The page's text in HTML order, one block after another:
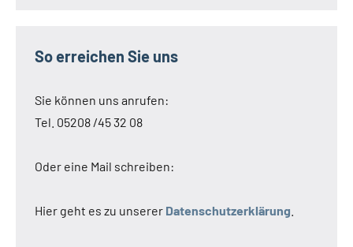
So erreichen Sie uns
Sie können uns anrufen:
Tel. 05208 /45 32 08
Oder eine Mail schreiben:
Hier geht es zu unserer Datenschutzerklärung